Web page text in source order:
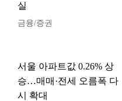
실
금융/증권
서울 아파트값 0.26% 상
승…매매·전세 오름폭 다
시 확대